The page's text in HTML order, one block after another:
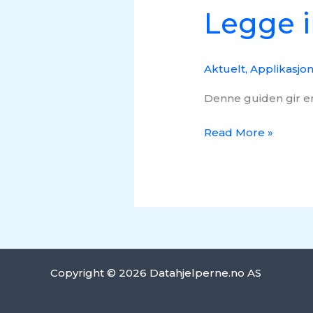
Legge
Aktuelt,
Denne guiden gir
Read More »
Copyright © 2026 Datahjelperne.no AS